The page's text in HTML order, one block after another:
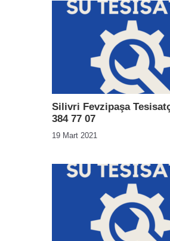
Silivri Fevzipaşa
384 77 07
19 Mart 2021